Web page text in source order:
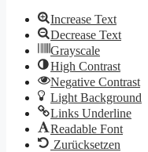
Increase Text
Decrease Text
Grayscale
High Contrast
Negative Contrast
Light Background
Links Underline
Readable Font
Zurücksetzen